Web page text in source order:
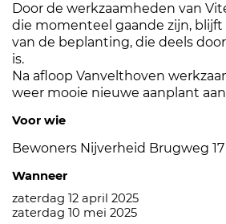
Door de werkzaamheden van
die momenteel gaande zijn, blijft
van de beplanting, die deels
is.
Na afloop Vanvelthoven
weer mooie nieuwe aanplant
Voor wie
Bewoners Nijverheid Brugweg 17
Wanneer
zaterdag 12 april 2025
zaterdag 10 mei 2025